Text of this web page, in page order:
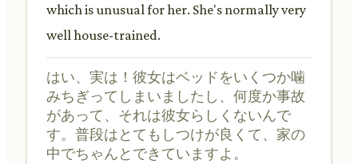
which is unusual for her. She's normally very
well house-trained.
はい、実は！彼女はベッドをいくつか噛
みちぎってしまいましたし、何度か事故
があって、それは彼女らしくないんで
す。普段はとてもしつけが良くて、家の
中でちゃんとできていますよ。